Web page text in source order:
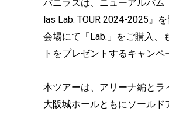
バニラズは、ニューアルバ
las Lab. TOUR 2024-2025』
会場にて「Lab.」をご購入、
トをプレゼントするキャン
本ツアーは、アリーナ編と
大阪城ホールともにソール